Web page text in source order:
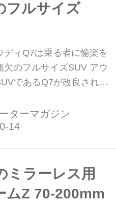
フルサイズ
ディQ7は乗る者に愉楽を
欠のフルサイズSUV アウ
であるQ7が改良され
ルには48Vマイルドハイ
テムが与えられるなど、
ターマガジン
ミラーレス用
ムZ 70-200mm